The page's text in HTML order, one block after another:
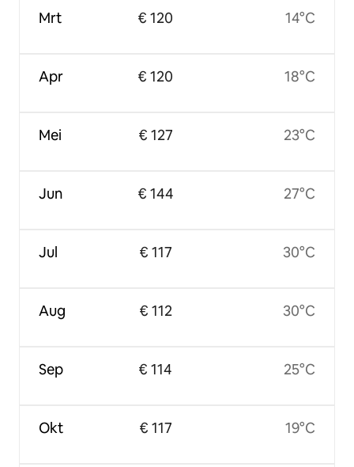
Mrt
Apr
Mei
Jun
Jul
Aug
Sep
Okt
€ 120
€ 120
€ 127
€ 144
€ 117
€ 112
€ 114
€ 117
14°C
18°C
23°C
27°C
30°C
30°C
25°C
19°C